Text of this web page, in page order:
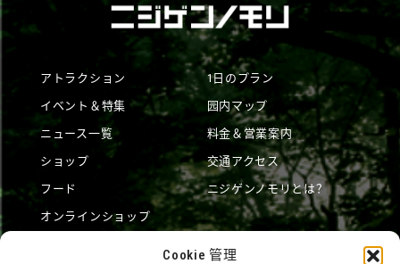
Cookie 管理
アトラクション
イベント＆特集
ニュース一覧
ショップ
フード
オンラインショップ
1日のプラン
园内マップ
料金＆営業案内
交通アクセス
ニジゲンノモリとは？